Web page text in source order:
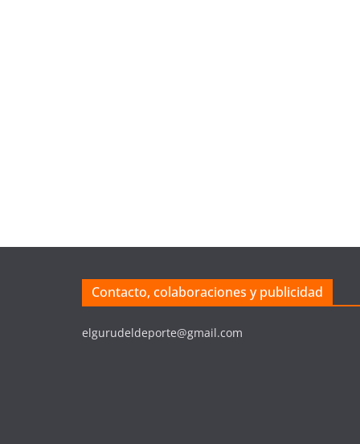
Contacto, colaboraciones y publicidad
elgurudeldeporte@gmail.com